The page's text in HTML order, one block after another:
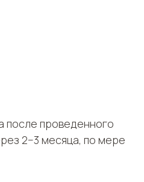
после проведенного
2−3 месяца, по мере